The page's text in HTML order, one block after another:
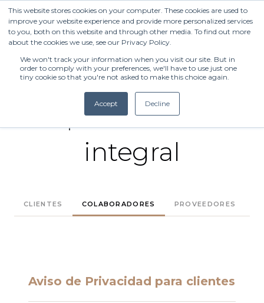
This website stores cookies on your computer. These cookies are used to
improve your website experience and provide more personalized services
to you, both on this website and through other media. To find out more
about the cookies we use, see our Privacy Policy.
We won't track your information when you visit our site. But in
order to comply with your preferences, we'll have to use just one
tiny cookie so that you're not asked to make this choice again.
Accept Decline
¡Llámanos ahora! Tel: 984 110 5050
CASAS Show
DEPARTAMENTOS
Avisos de
privacidad
integral
CLIENTES COLABORADORES PROVEEDORES
Aviso de Privacidad para clientes